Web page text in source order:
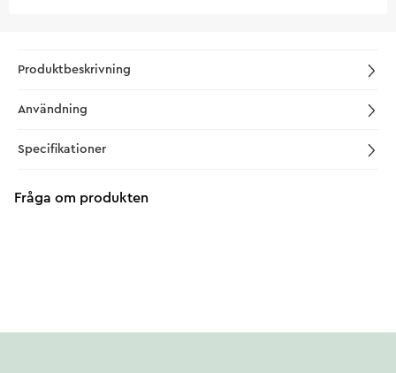
Produktbeskrivning
Användning
Specifikationer
Fråga om produkten